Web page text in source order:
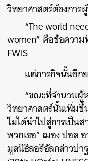
วิทยาศาสตร์ต้องการ
“The world
women” คือข้อความ
FWIS
แต่ภารกิจนั้นอีก
“ขณะที่จำนวนผู้
วิทยาศาสตร์นั้นเพิ่มขึ้
ไม่ได้นำไปสู่การเป็น
พวกเธอ” ฌอง ปอล
มูลนิธิลอรีอัลกล่าวปา